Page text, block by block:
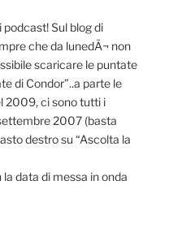
podcast! Sul blog di
che da lunedÃ¬ non
scaricare le puntate
di Condor”..a parte le
2009, ci sono tutti i
2007 (basta
destro su “Ascolta la
data di messa in onda